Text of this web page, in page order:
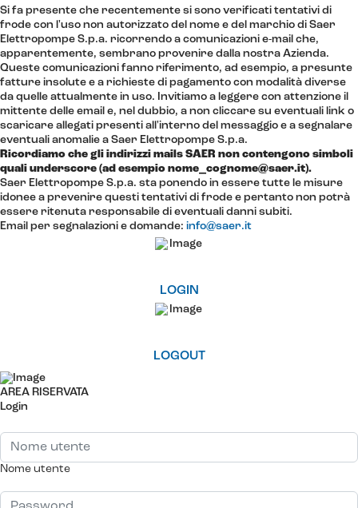
Si fa presente che recentemente si sono verificati tentativi di
frode con l'uso non autorizzato del nome e del marchio di Saer
Elettropompe S.p.a. ricorrendo a comunicazioni e-mail che,
apparentemente, sembrano provenire dalla nostra Azienda.
Queste comunicazioni fanno riferimento, ad esempio, a presunte
fatture insolute e a richieste di pagamento con modalità diverse
da quelle attualmente in uso. Invitiamo a leggere con attenzione il
mittente delle email e, nel dubbio, a non cliccare su eventuali link o
scaricare allegati presenti all'interno del messaggio e a segnalare
eventuali anomalie a Saer Elettropompe S.p.a.
Ricordiamo che gli indirizzi mails SAER non contengono simboli
quali underscore (ad esempio nome_cognome@saer.it).
Saer Elettropompe S.p.a. sta ponendo in essere tutte le misure
idonee a prevenire questi tentativi di frode e pertanto non potrà
essere ritenuta responsabile di eventuali danni subiti.
Email per segnalazioni e domande: info@saer.it
LOGIN
LOGOUT
AREA RISERVATA
Login
Nome utente